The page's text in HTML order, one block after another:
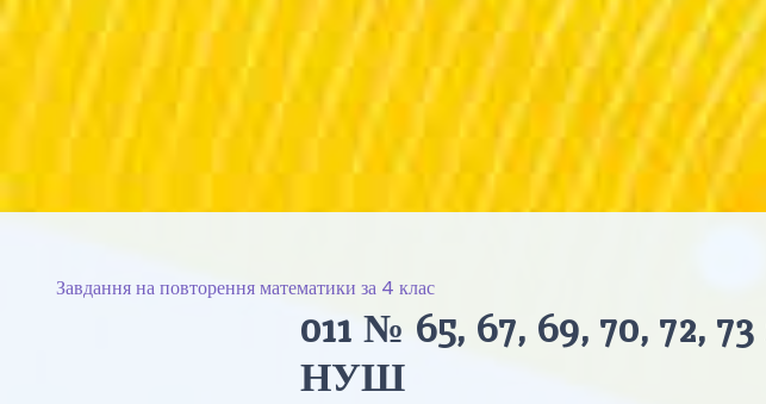
Завдання на повторення математики за 4 клас
011 № 65, 67, 69, 70, 72,
НУШ